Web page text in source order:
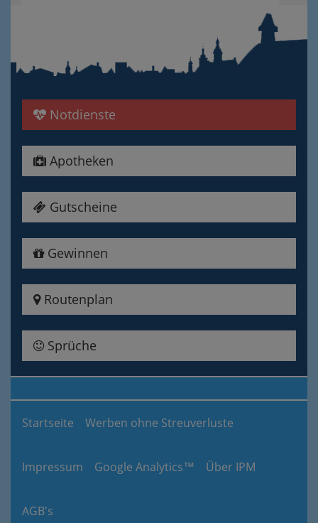
Notdienste
Apotheken
Gutscheine
Gewinnen
Routenplan
Sprüche
Startseite Werben ohne Streuverluste
Impressum Google Analytics™ Über IPM
AGB's